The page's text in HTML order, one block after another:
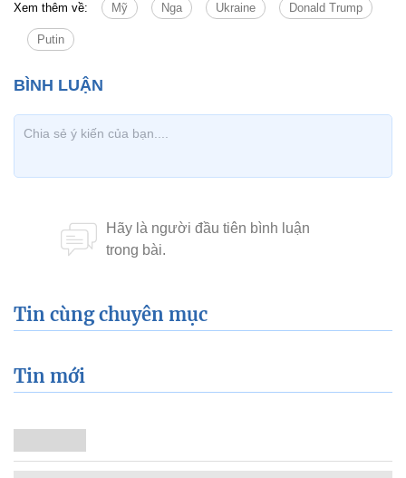
Xem thêm về: Mỹ Nga Ukraine Donald Trump
Putin
Tin cùng chuyên mục
Tin mới